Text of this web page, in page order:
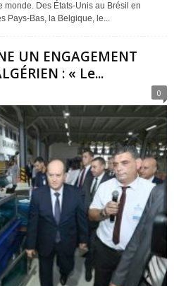
monde. Des États-Unis au Brésil en
Pays-Bas, la Belgique, le...
UN ENGAGEMENT
: « Le...
0